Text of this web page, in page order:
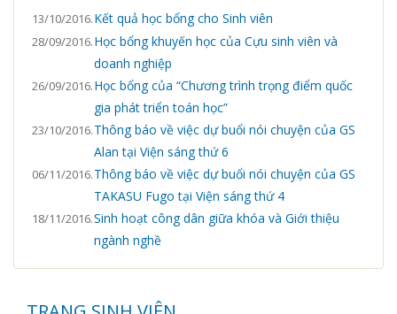
13/10/2016.Kết quả học bổng cho Sinh viên
28/09/2016.Học bổng khuyến học của Cựu sinh viên và
doanh nghiệp
26/09/2016.Học bổng của “Chương trình trọng điểm quốc
gia phát triển toán học”
23/10/2016.Thông báo về việc dự buổi nói chuyện của GS
Alan tại Viện sáng thứ 6
06/11/2016.Thông báo về việc dự buổi nói chuyện của GS
TAKASU Fugo tại Viện sáng thứ 4
18/11/2016.Sinh hoạt công dân giữa khóa và Giới thiệu
ngành nghề